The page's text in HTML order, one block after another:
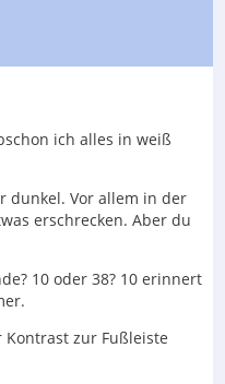
ich alles in weiß
dunkel. Vor allem in der
erschrecken. Aber du
10 oder 38? 10 erinnert
Kontrast zur Fußleiste